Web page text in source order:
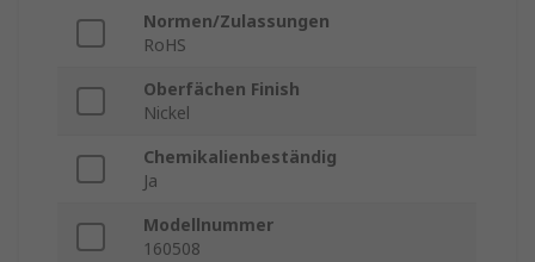
Normen/Zulassungen
RoHS
Oberfächen Finish
Nickel
Chemikalienbeständig
Ja
Modellnummer
160508